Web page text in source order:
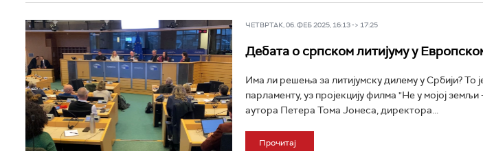
ЧЕТВРТАК, 06. ФЕБ 2025, 16:13 -> 17:25
Дебата о српском литијуму у
Има ли решења за литијумску дилему у Србији? То
парламенту, уз пројекцију филма "Не у мојој
аутора Петера Тома Јонеса, директора...
Прочитај